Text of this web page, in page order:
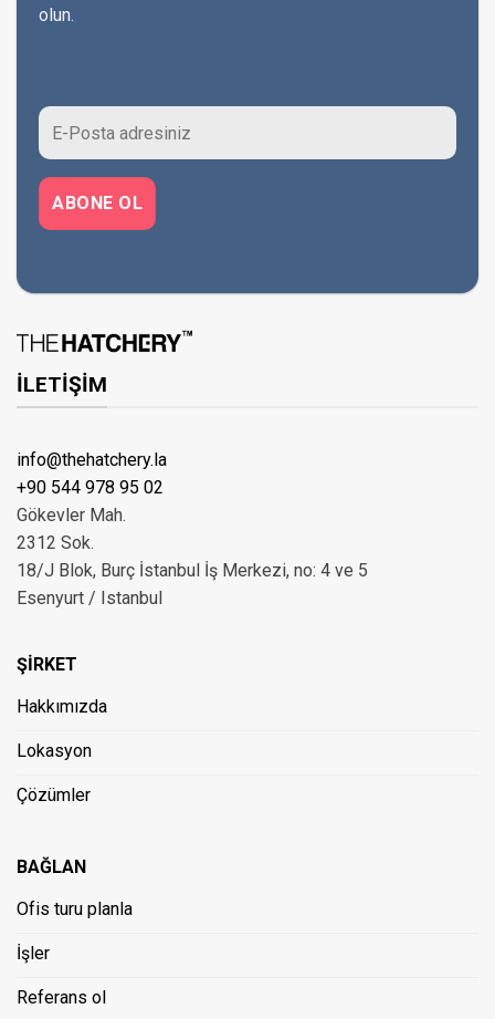
olun.
İLETİŞİM
info@thehatchery.la
+90 544 978 95 02
Gökevler Mah.
2312 Sok.
18/J Blok, Burç İstanbul İş Merkezi, no: 4 ve 5
Esenyurt / Istanbul
ŞİRKET
Hakkımızda
Lokasyon
Çözümler
BAĞLAN
Ofis turu planla
İşler
Referans ol